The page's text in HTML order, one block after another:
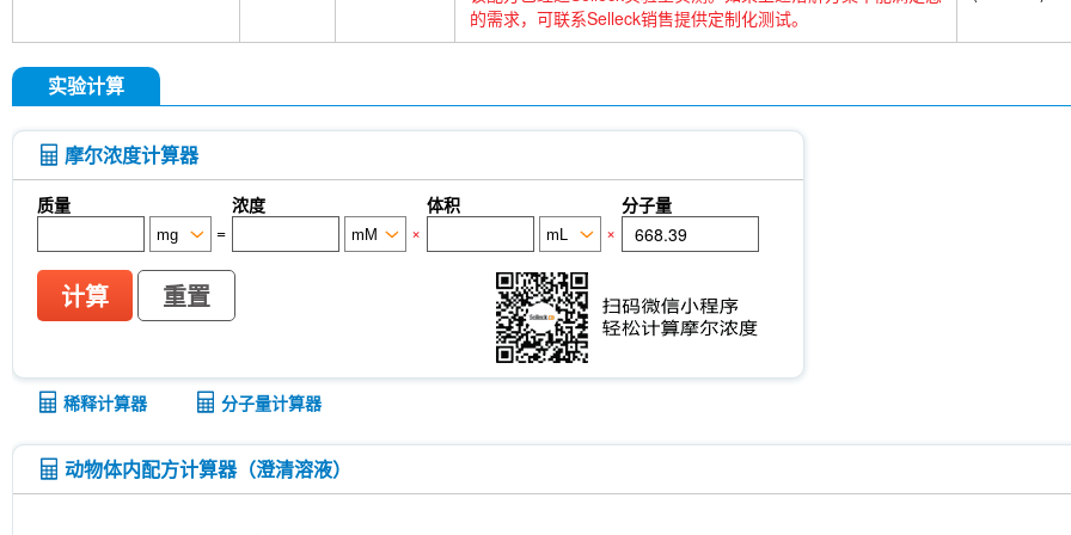
的需求，可联系Selleck销售提供定制化测试。
实验计算
摩尔浓度计算器
质量 浓度 体积
分子量
=
× ×
计算 重置
稀释计算器 分子量计算器
动物体内配方计算器（澄清溶液）